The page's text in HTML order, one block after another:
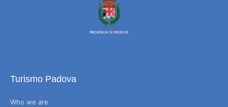
Turismo Padova
Who we are